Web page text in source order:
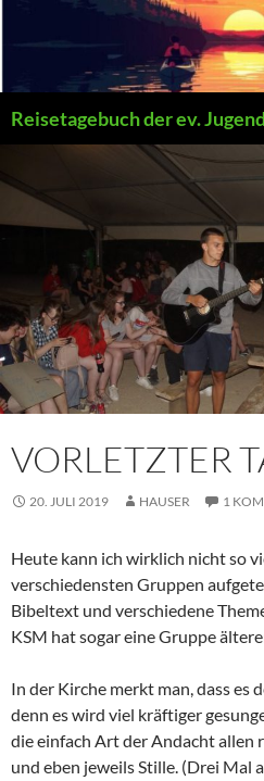
VORLETZTER
20. JULI 2019 HAUSER 1
Heute kann ich wirklich nicht so
verschiedensten Gruppen
Bibeltext und verschiedene
KSM hat sogar eine Gruppe
In der Kirche merkt man, dass es
denn es wird viel kräftiger
die einfach Art der Andacht allen
und eben jeweils Stille. (Drei Mal